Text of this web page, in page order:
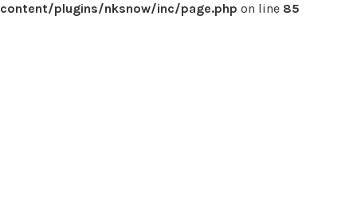
content/plugins/nksnow/inc/page.php on line 85